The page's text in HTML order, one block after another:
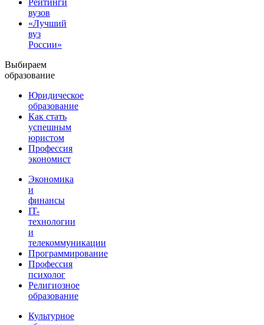
вузов
«Лучший
вуз
России»
Выбираем
образование
Юридическое
образование
Как стать
успешным
юристом
Профессия
экономист
Экономика
и
финансы
IT-
технологии
и
телекоммуникации
Программирование
Профессия
психолог
Религиозное
образование
Культурное